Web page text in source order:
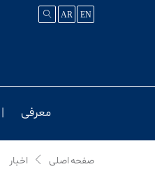
EN
AR
معرفی
صفحه اصلی اخبار